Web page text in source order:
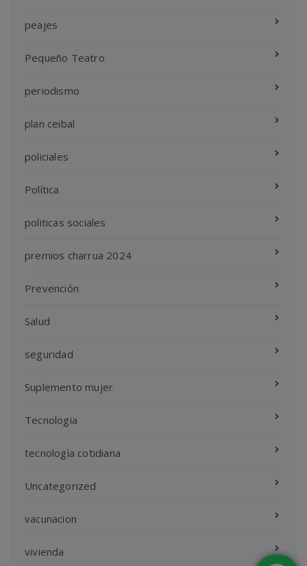
peajes
Pequeño Teatro
periodismo
plan ceibal
policiales
Política
politicas sociales
premios charrua 2024
Prevención
Salud
seguridad
Suplemento mujer
Tecnologia
tecnologìa cotidiana
Uncategorized
vacunacion
vivienda